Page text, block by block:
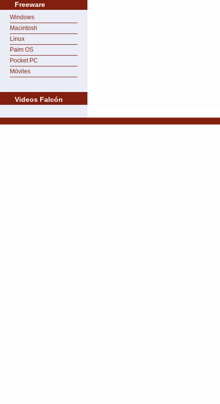
Freeware
Windows
Macintosh
Linux
Palm OS
Pocket PC
Móviles
Videos Falcón